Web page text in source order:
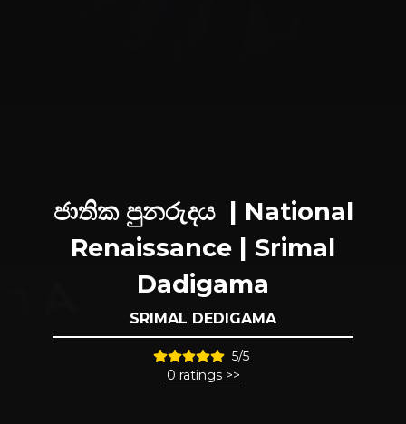
ජාතික පුනරුදය | National
Renaissance | Srimal
Dadigama
SRIMAL DEDIGAMA
5/5
0 ratings >>